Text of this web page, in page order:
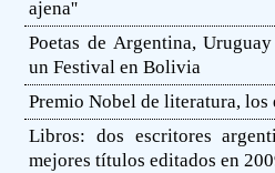
ajena''
Poetas de Argentina,
un Festival en Bolivia
Premio Nobel de literatura, los
Libros: dos escritores
mejores títulos editados en